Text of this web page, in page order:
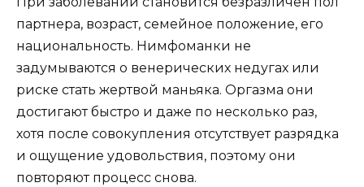
партнера, возраст, семейное положение, его
национальность. Нимфоманки не
задумываются о венерических недугах или
риске стать жертвой маньяка. Оргазма они
достигают быстро и даже по несколько раз,
хотя после совокупления отсутствует разрядка
и ощущение удовольствия, поэтому они
повторяют процесс снова.